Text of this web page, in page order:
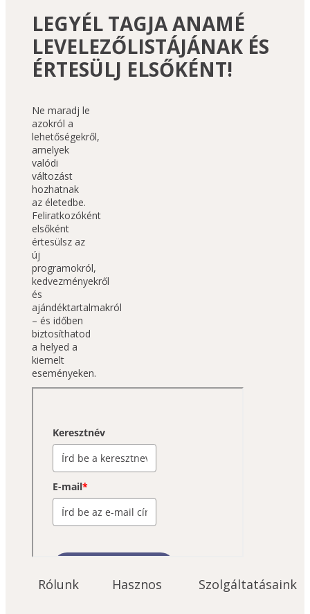
Rólunk Hasznos
LEGYÉL TAGJA ANAMÉ
LEVELEZŐLISTÁJÁNAK ÉS
ÉRTESÜLJ ELSŐKÉNT!
Ne maradj le
azokról a
lehetőségekről,
amelyek
valódi
változást
hozhatnak
az életedbe.
Feliratkozóként
elsőként
értesülsz az
új
programokról,
kedvezményekről
és
ajándéktartalmakról
– és időben
biztosíthatod
a helyed a
kiemelt
eseményeken.
Szolgáltatásaink